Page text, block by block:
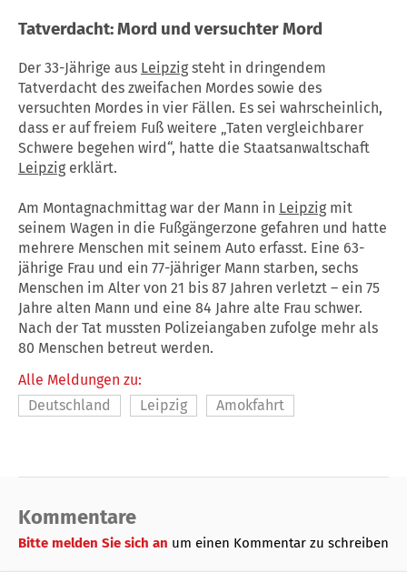
Tatverdacht: Mord und versuchter Mord
Der 33-Jährige aus Leipzigsteht in dringendem
Tatverdacht des zweifachen Mordes sowie des
versuchten Mordes in vier Fällen. Es sei wahrscheinlich,
dass er auf freiem Fuß weitere „Taten vergleichbarer
Schwere begehen wird“, hatte die Staatsanwaltschaft
Leipzigerklärt.
Am Montagnachmittag war der Mann in Leipzigmit
seinem Wagen in die Fußgängerzone gefahren und hatte
mehrere Menschen mit seinem Auto erfasst. Eine 63-
jährige Frau und ein 77-jähriger Mann starben, sechs
Menschen im Alter von 21 bis 87 Jahren verletzt – ein 75
Jahre alten Mann und eine 84 Jahre alte Frau schwer.
Nach der Tat mussten Polizeiangaben zufolge mehr als
80 Menschen betreut werden.
Alle Meldungen zu:
Deutschland
Leipzig Amokfahrt
Kommentare
Bitte melden Sie sich an um einen Kommentar zu schreiben